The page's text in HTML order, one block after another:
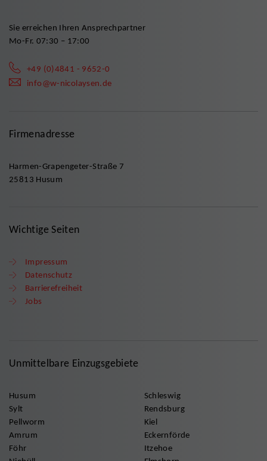
Sie erreichen Ihren Ansprechpartner
Mo-Fr. 07:30 – 17:00
+49 (0)4841 - 9652-0
info@w-nicolaysen.de
Firmenadresse
Harmen-Grapengeter-Straße 7
25813 Husum
Wichtige Seiten
Impressum
Datenschutz
Barrierefreiheit
Jobs
Unmittelbare Einzugsgebiete
Husum
Sylt
Pellworm
Amrum
Föhr
Schleswig
Rendsburg
Kiel
Eckernförde
Itzehoe